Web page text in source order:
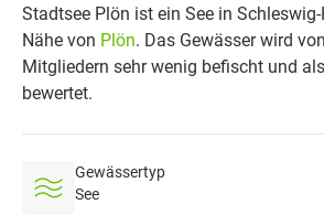
Stadtsee Plön ist ein See in
Nähe von Plön. Das Gewässer wird
Mitgliedern sehr wenig befischt und
bewertet.
Gewässertyp
See